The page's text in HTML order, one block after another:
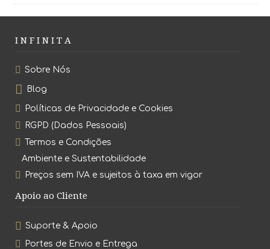
I N F I N I T A
Sobre Nós
Blog
Políticas de Privacidade e Cookies
RGPD (Dados Pessoais)
Termos e Condições
Ambiente e Sustentabilidade
Preços sem IVA e sujeitos à taxa em vigor
Apoio ao Cliente
Suporte & Apoio
Portes de Envio e Entrega